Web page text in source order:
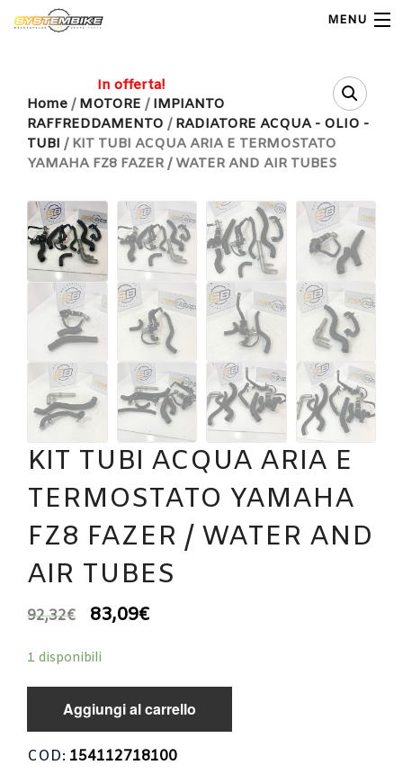
MENU
Home
Shop Moto
Shop Ricambi
Note Generali
Carrello
Contatti
Home / MOTORE / IMPIANTO
RAFFREDDAMENTO / RADIATORE ACQUA - OLIO -
TUBI / KIT TUBI ACQUA ARIA E TERMOSTATO
YAMAHA FZ8 FAZER / WATER AND AIR TUBES
In offerta!
KIT TUBI ACQUA ARIA E
TERMOSTATO YAMAHA
FZ8 FAZER / WATER AND
AIR TUBES
92,32€ 83,09€
1 disponibili
Aggiungi al carrello
COD: 154112718100